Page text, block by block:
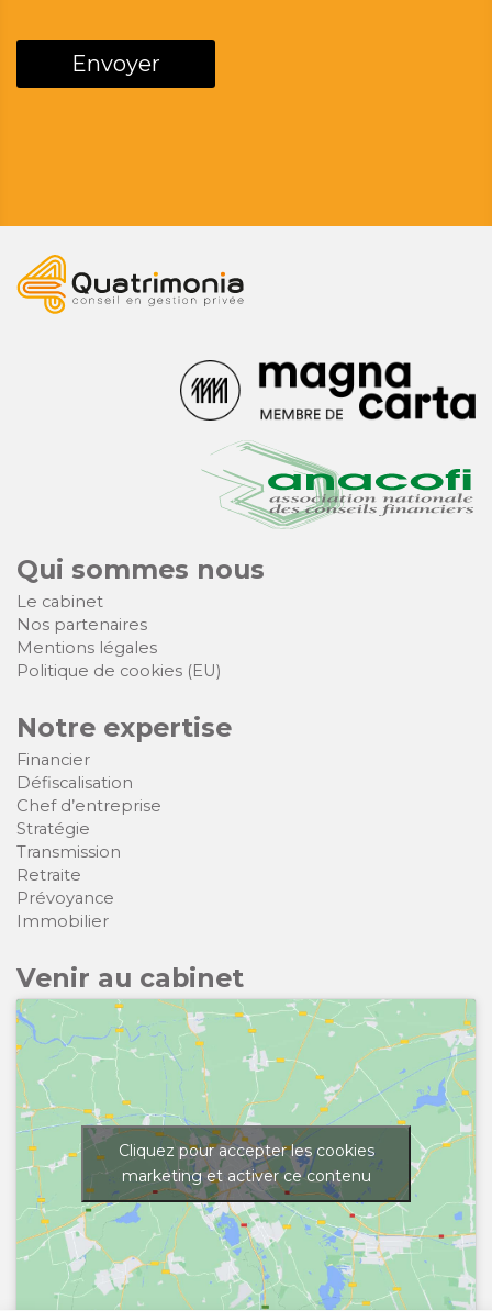
Qui sommes nous
Le cabinet
Nos partenaires
Mentions légales
Politique de cookies (EU)
Notre expertise
Financier
Défiscalisation
Chef d’entreprise
Stratégie
Transmission
Retraite
Prévoyance
Immobilier
Venir au cabinet
Cliquez pour accepter les cookies
marketing et activer ce contenu